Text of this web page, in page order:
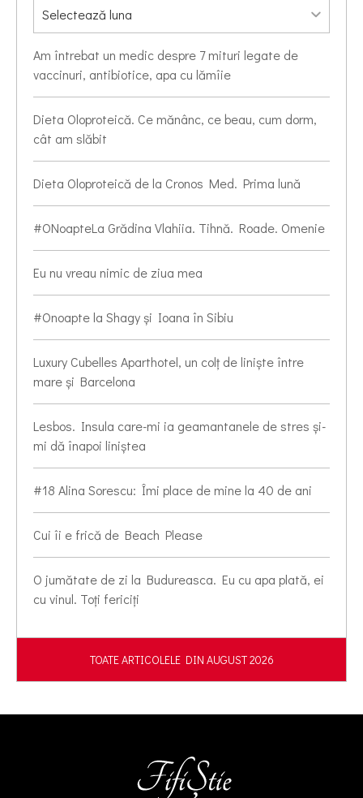
Am întrebat un medic despre 7 mituri legate de
vaccinuri, antibiotice, apa cu lămîie
Dieta Oloproteică. Ce mănânc, ce beau, cum dorm,
cât am slăbit
Dieta Oloproteică de la Cronos Med. Prima lună
#ONoapteLa Grădina Vlahiia. Tihnă. Roade. Omenie
Eu nu vreau nimic de ziua mea
#Onoapte la Shagy și Ioana în Sibiu
Luxury Cubelles Aparthotel, un colț de liniște între
mare și Barcelona
Lesbos. Insula care-mi ia geamantanele de stres și-
mi dă înapoi liniștea
#18 Alina Sorescu: Îmi place de mine la 40 de ani
Cui îi e frică de Beach Please
O jumătate de zi la Budureasca. Eu cu apa plată, ei
cu vinul. Toți fericiți
TOATE ARTICOLELE DIN AUGUST 2026